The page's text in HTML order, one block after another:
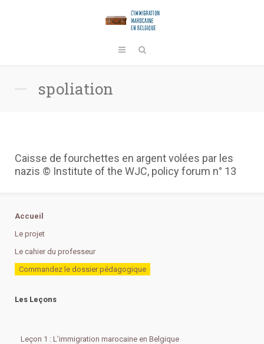
spoliation
Caisse de fourchettes en argent volées par les
nazis © Institute of the WJC, policy forum n° 13
Accueil
Le projet
Le cahier du professeur
Commandez le dossier pédagogique
Les Leçons
Leçon 1 : L’immigration marocaine en Belgique